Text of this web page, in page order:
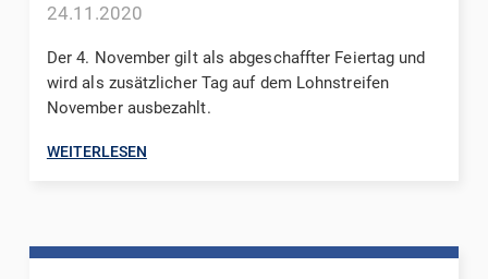
24.11.2020
Der 4. November gilt als abgeschaffter Feiertag und
wird als zusätzlicher Tag auf dem Lohnstreifen
November ausbezahlt.
WEITERLESEN